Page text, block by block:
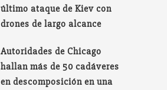
último ataque de Kiev con
drones de largo alcance
Autoridades de Chicago
hallan más de 50 cadáveres
en descomposición en una